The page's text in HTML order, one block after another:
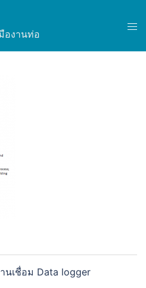
องานท่อ
นเชื่อม Data logger